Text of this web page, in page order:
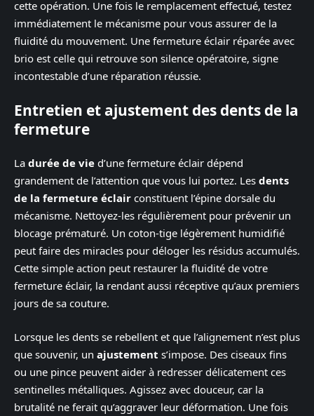
cette opération. Une fois le remplacement effectué, testez
immédiatement le mécanisme pour vous assurer de la
fluidité du mouvement. Une fermeture éclair réparée avec
brio est celle qui retrouve son silence opératoire, signe
incontestable d’une réparation réussie.
Entretien et ajustement des dents de la
fermeture
La durée de vie d’une fermeture éclair dépend
grandement de l’attention que vous lui portez. Les dents
de la fermeture éclair constituent l’épine dorsale du
mécanisme. Nettoyez-les régulièrement pour prévenir un
blocage prématuré. Un coton-tige légèrement humidifié
peut faire des miracles pour déloger les résidus accumulés.
Cette simple action peut restaurer la fluidité de votre
fermeture éclair, la rendant aussi réceptive qu’aux premiers
jours de sa couture.
Lorsque les dents se rebellent et que l’alignement n’est plus
que souvenir, un ajustement s’impose. Des ciseaux fins
ou une pince peuvent aider à redresser délicatement ces
sentinelles métalliques. Agissez avec douceur, car la
brutalité ne ferait qu’aggraver leur déformation. Une fois